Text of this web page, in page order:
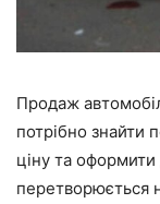
Продаж
потрібно знайти
ціну та
перетворюється